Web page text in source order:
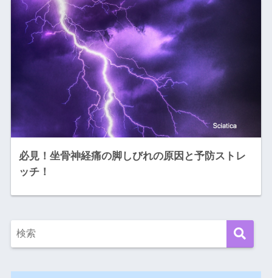
必見！坐骨神経痛の脚しびれの原因と予防ストレ
ッチ！